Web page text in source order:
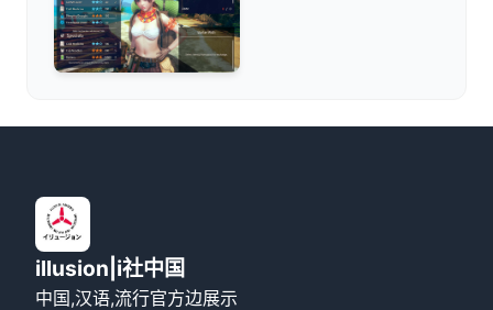
illusion|i社中国
中国,汉语,流行官方边展示